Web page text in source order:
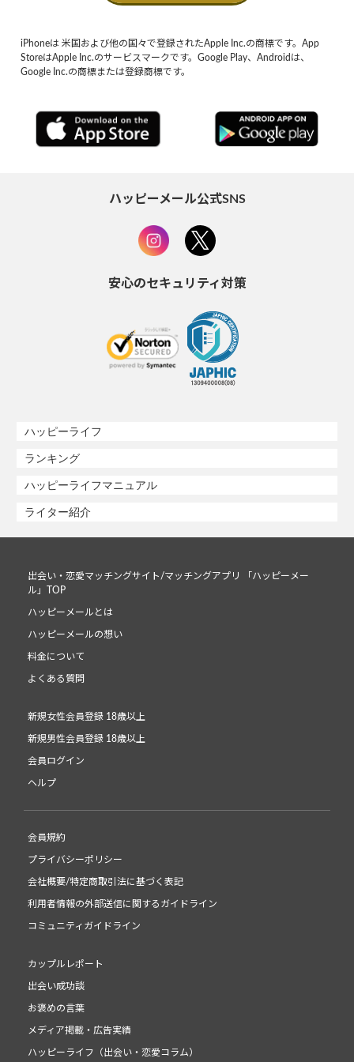
iPhoneは 米国および他の国々で登録されたApple Inc.の商標です。App
StoreはApple Inc.のサービスマークです。Google Play、Androidは、
Google Inc.の商標または登録商標です。
ハッピーメール公式SNS
安心のセキュリティ対策
ハッピーライフ
ランキング
ハッピーライフマニュアル
ライター紹介
出会い・恋愛マッチングサイト/マッチングアプリ 「ハッピーメー
ル」TOP
ハッピーメールとは
ハッピーメールの想い
料金について
よくある質問
新規女性会員登録 18歳以上
新規男性会員登録 18歳以上
会員ログイン
ヘルプ
会員規約
プライバシーポリシー
会社概要/特定商取引法に基づく表記
利用者情報の外部送信に関するガイドライン
コミュニティガイドライン
カップルレポート
出会い成功談
お褒めの言葉
メディア掲載・広告実績
ハッピーライフ（出会い・恋愛コラム）